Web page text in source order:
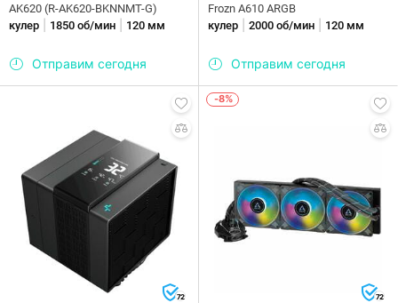
AK620 (R-AK620-BKNNMT-G)
кулер
1850 об/мин 120 мм
Отправим сегодня
Frozn A610 ARGB
кулер
2000 об/мин 120 мм
Отправим сегодня
72
-8%
72